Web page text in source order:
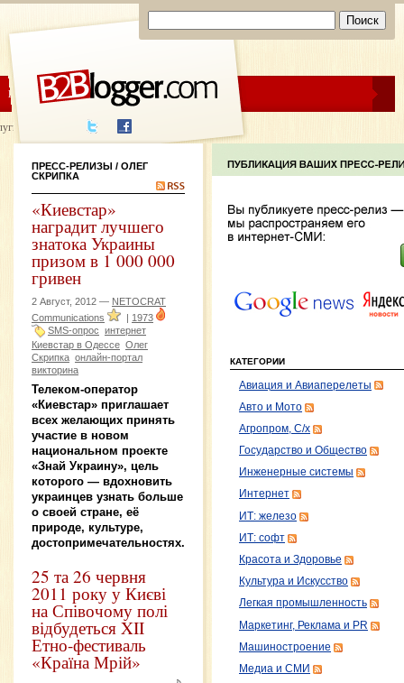
ЦЕНЫ ПОМОЩЬ
написания
ПРЕСС-РЕЛИЗЫ / ОЛЕГ
СКРИПКА
«Киевстар»
наградит лучшего
знатока Украины
призом в 1 000 000
гривен
2 Август, 2012 — NETOCRAT
Communications
| 1973
SMS-опрос интернет
Киевстар в Одессе Олег
Скрипка онлайн-портал
викторина
Телеком-оператор
«Киевстар» приглашает
всех желающих принять
участие в новом
национальном проекте
«Знай Украину», цель
которого — вдохновить
украинцев узнать больше
о своей стране, её
природе, культуре,
достопримечательностях.
25 та 26 червня
2011 року у Києві
на Співочому полі
відбудеться XII
Етно-фестиваль
«Країна Мрій»
КАТЕГОРИИ
Авиация и Авиаперелеты
Авто и Мото
Агропром, С/х
Государство и Общество
Инженерные системы
Интернет
ИТ: железо
ИТ: софт
Красота и Здоровье
Культура и Искусство
Легкая промышленность
Маркетинг, Реклама и PR
Машиностроение
Медиа и СМИ